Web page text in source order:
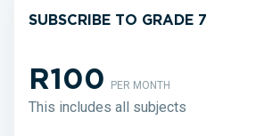
SUBSCRIBE TO GRADE 7
R100PER MONTH
This includes all subjects